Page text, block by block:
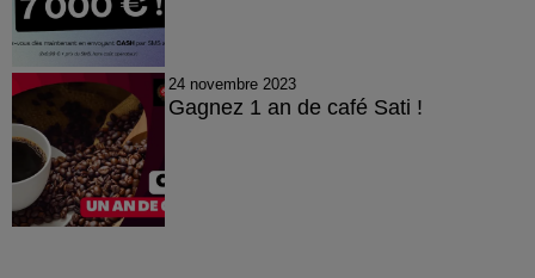
24 novembre 2023
Gagnez 1 an de café Sati !